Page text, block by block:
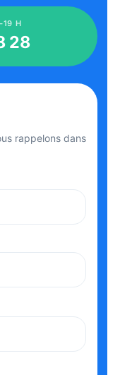
H
28
rappelons dans